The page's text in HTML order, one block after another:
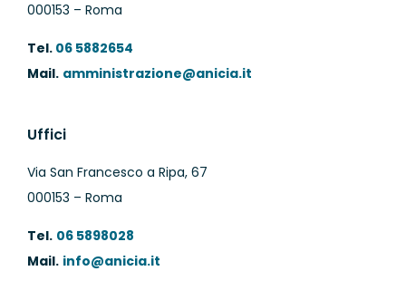
000153 – Roma
Tel.06 5882654
Mail. amministrazione@anicia.it
Uffici
Via San Francesco a Ripa, 67
000153 – Roma
Tel. 06 5898028
Mail. info@anicia.it